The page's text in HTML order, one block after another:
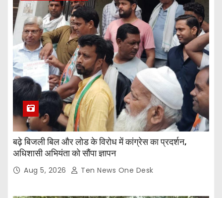
बढ़े बिजली बिल और लोड के विरोध में कांग्रेस का प्रदर्शन,
अधिशासी अभियंता को सौंपा ज्ञापन
Aug 5, 2026 Ten News One Desk